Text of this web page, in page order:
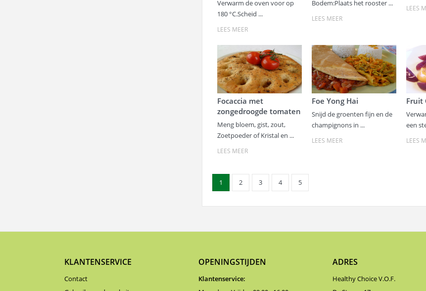
Verwarm de oven voor op
180 °C.Scheid ...
LEES MEER
Bodem:Plaats het rooster ...
LEES MEER
LEES
Focaccia met
zongedroogde tomaten
Meng bloem, gist, zout,
Zoetpoeder of Kristal en ...
LEES MEER
Foe Yong Hai
Snijd de groenten fijn en de
champignons in ...
LEES MEER
Fruit
een
LEES
1 2 3 4 5
KLANTENSERVICE
Contact
OPENINGSTIJDEN
Klantenservice:
ADRES
Healthy Choice V.O.F.